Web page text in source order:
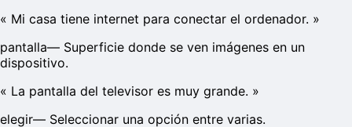
« Mi casa tiene internet para conectar el ordenador. »
pantalla— Superficie donde se ven imágenes en un
dispositivo.
« La pantalla del televisor es muy grande. »
elegir— Seleccionar una opción entre varias.